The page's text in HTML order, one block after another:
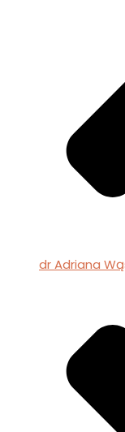
dr Adriana